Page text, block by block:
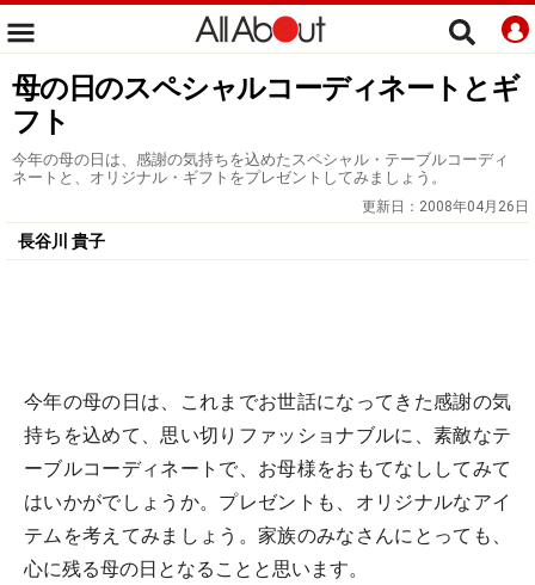
母の日のスペシャルコーディネートとギ
フト
今年の母の日は、感謝の気持ちを込めたスペシャル・テーブルコーディ
ネートと、オリジナル・ギフトをプレゼントしてみましょう。
更新日： 2008年04月26日
長谷川 貴子
今年の母の日は、これまでお世話になってきた感謝の気
持ちを込めて、思い切りファッショナブルに、素敵なテ
ーブルコーディネートで、お母様をおもてなししてみて
はいかがでしょうか。プレゼントも、オリジナルなアイ
テムを考えてみましょう。家族のみなさんにとっても、
心に残る母の日となることと思います。